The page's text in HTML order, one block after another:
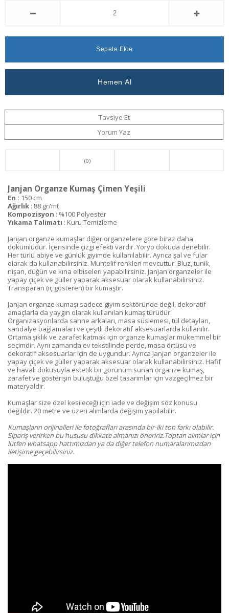
Ver
Tavsiye Et
Yorum Yaz
(0)
Janjan Organze Kumaş Çimen Yeşili
En : 150 cm
Ağırlık : 88 gr/mt
Kompozisyon : %100 Polyester
Yıkama Talimatı : Kuru Temizleme
Janjan organze kumaşlar diğer organzelere göre biraz daha
dökümlüdür. İçerisinde çizgi efekti vardır. Yoryo dokuda denebilir.
Her türlü abiye ve günlük giyimde kullanılabilir. Ayrıca şal ve fular
olarak da kullanabilirsiniz. Muhtelif renkleri mevcuttur. Bluz, tunik,
nişan, düğün ve kına elbiseleri yapabilirsiniz. Janjan organzeler ile
yapay çiçek ve güller yaparak aksesuar olarak kullanabilirsiniz.
Transparan (iç gösteren) bir kumaştır.
Janjan organze kumaşı sadece giyim sektöründe değil, dekoratif
amaçlarla da yaygın olarak kullanılan kumaş türüdür.
Organizasyonlarda sahne arkaları, masa süslemesi, tül detayları,
sandalye bağlamaları ve çeşitli dekoratif aksesuarlarda kullanılır.
Ortama şıklık ve zarafet katmak için organze kumaşlar mükemmel bir
seçimdir. Aynı zamanda ev tekstilinde perde, masa örtüsü ve
dekoratif aksesuarlar için de uygundur. Ayrıca Janjan organzeler ile
yapay çiçek ve güller yaparak aksesuar olarak kullanabilirsiniz. Hafif
ve havalı dokusuyla estetik bir görünüm sunan organze kumaş,
zarafet ve gösterişin buluştuğu özel tasarımlar için vazgeçilmez bir
materyaldir.
Kumaşlar size özel kesileceği için iade ve değişim söz konusu
değildir. 20 metre ve üzeri alımlarda değişim yapılabilir.
Kumaşların orijinalleri ile fotoğrafları arasında bir-iki ton farkı olabilir.
Sipariş verirken bu hususu dikkate almanızı öneririz.Toptan alımlar için
lütfen whatsapp hattımızdan ya da diğer telefon numaralarımızdan
iletişime geçebilirsiniz.